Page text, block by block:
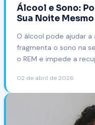
Álcool e Sono:
Sua Noite
O álcool pode ajudar
fragmenta o sono na
o REM e impede a
02 de abril de 2026